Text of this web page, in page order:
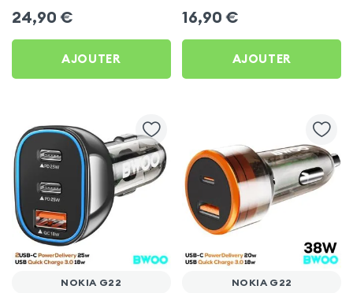
24,90 €
AJOUTER
16,90 €
AJOUTER
NOKIA G22 NOKIA G22